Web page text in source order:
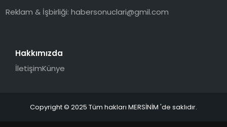
Reklam & İşbirliği:habersonuclari@gmil.com
Hakkımızda
İletişimKünye
Copyright © 2025 Tüm hakları MERSİNİM 'de saklıdır.